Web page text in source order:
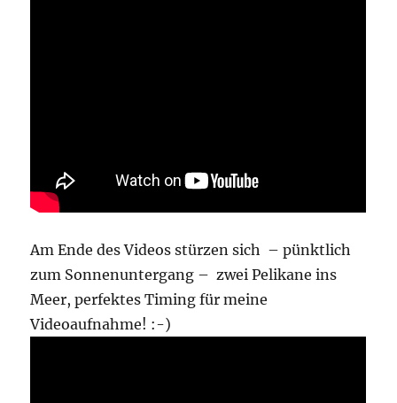
Am Ende des Videos stürzen sich – pünktlich
zum Sonnenuntergang – zwei Pelikane ins
Meer, perfektes Timing für meine
Videoaufnahme! :-)